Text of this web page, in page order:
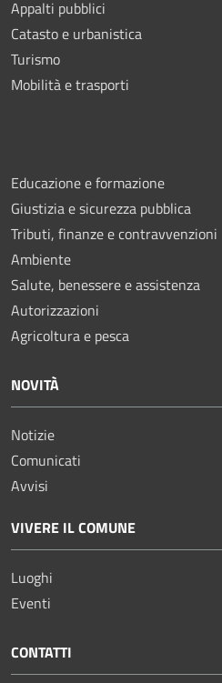
Appalti pubblici
Catasto e urbanistica
Turismo
Mobilità e trasporti
Educazione e formazione
Giustizia e sicurezza pubblica
Tributi, finanze e contravvenzioni
Ambiente
Salute, benessere e assistenza
Autorizzazioni
Agricoltura e pesca
NOVITÀ
Notizie
Comunicati
Avvisi
VIVERE IL COMUNE
Luoghi
Eventi
CONTATTI